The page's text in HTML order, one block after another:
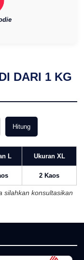
DARI 1 KG
Hitung
L Ukuran XL
2 Kaos
silahkan konsultasikan